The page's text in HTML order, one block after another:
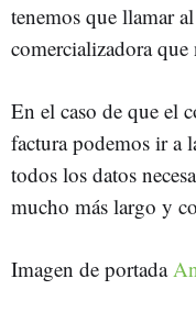
tenemos que llamar
comercializadora que
En el caso de que el
factura podemos ir a
todos los datos
mucho más largo y
Imagen de portada